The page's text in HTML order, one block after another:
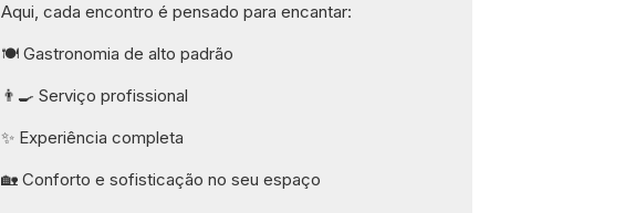
Aqui, cada encontro é pensado para encantar:
🍽️ Gastronomia de alto padrão
👨‍🍳 Serviço profissional
✨ Experiência completa
🏡 Conforto e sofisticação no seu espaço